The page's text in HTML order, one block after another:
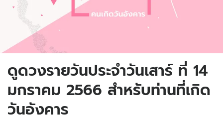
ดูดวงรายวันประจำวันเสาร์ ที่ 14
มกราคม 2566 สำหรับท่านที่เกิด
วันอังคาร